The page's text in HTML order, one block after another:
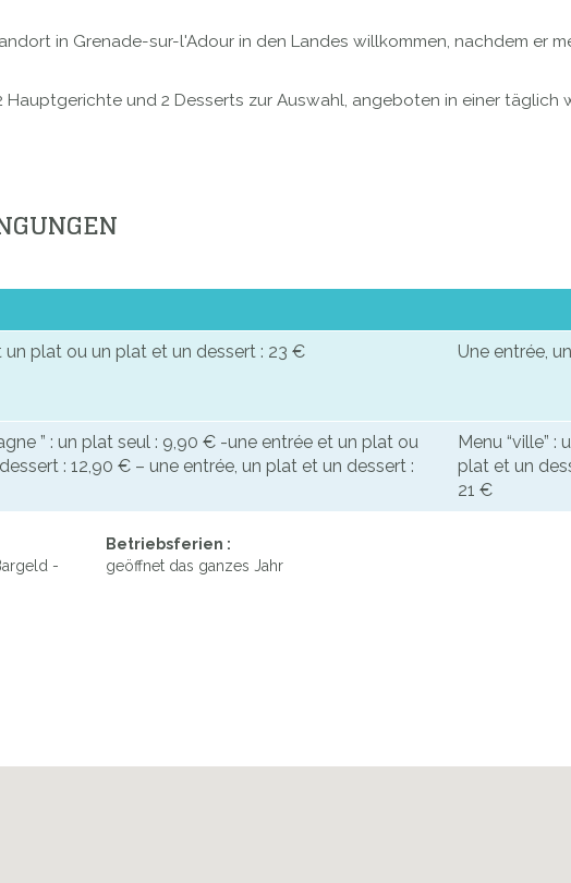
in Grenade-sur-l'Adour in den Landes willkommen, nachdem er
Hauptgerichte und 2 Desserts zur Auswahl, angeboten in einer
un plat ou un plat et un dessert : 23 € Une entrée,
” : un plat seul : 9,90 € -une entrée et un plat ou
: 12,90 € – une entrée, un plat et un dessert :
Menu “ville”
plat et un
21 €
-
Betriebsferien :
geöffnet das ganzes Jahr